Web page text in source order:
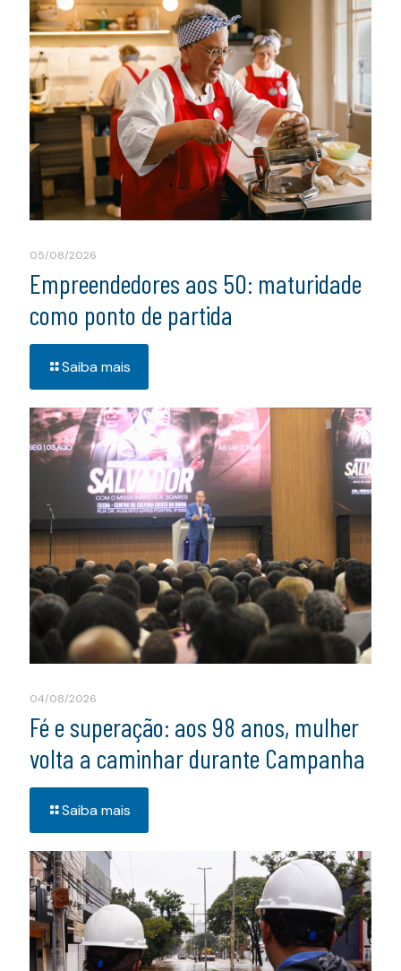
05/08/2026
Empreendedores aos 50: maturidade
como ponto de partida
Saiba mais
04/08/2026
Fé e superação: aos 98 anos, mulher
volta a caminhar durante Campanha
Saiba mais